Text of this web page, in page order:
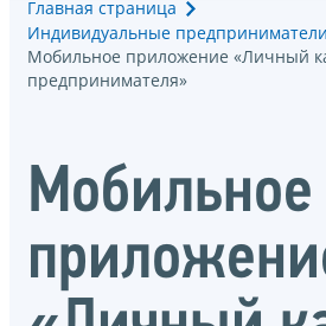
Главная страница
Индивидуальные предприниматели
Мобильное приложение «Личный
предпринимателя»
Мобильное